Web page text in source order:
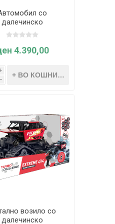
со
далечинско
- 1:14 R/C
GT2RS CS
GHz - Mondo
4.390,00
возило со
далечинско